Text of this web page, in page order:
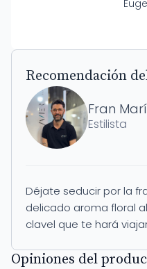
Recomendación
Fran
Estilista
Déjate seducir por la
delicado aroma floral
clavel que te hará
Opiniones del